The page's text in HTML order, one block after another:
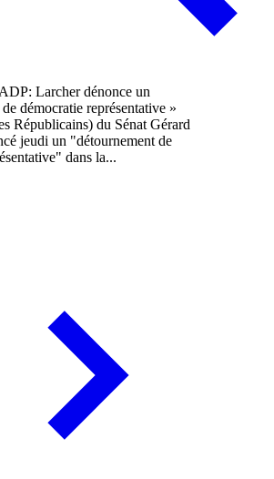
Républicains) du Sénat Gérard
jeudi un "détournement de
dans la...